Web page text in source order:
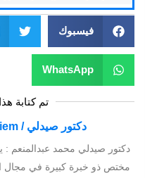
فيسبوك
WhatsApp
تم كتابة
دكتور صيدلي / Mohamed Abdelmoniem
دكتور صيدلي محمد عبدالمنعم :
مختص ذو خبرة كبيرة في مجال